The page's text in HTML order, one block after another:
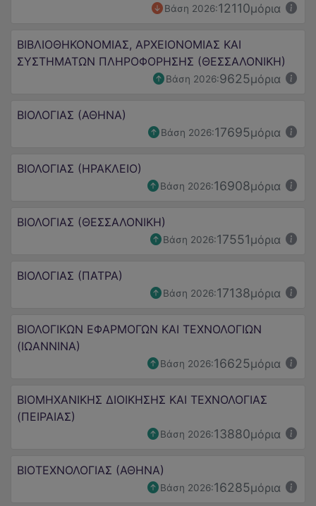
Βάση 2026:12110μόρια
ΒΙΒΛΙΟΘΗΚΟΝΟΜΙΑΣ, ΑΡΧΕΙΟΝΟΜΙΑΣ ΚΑΙ
ΣΥΣΤΗΜΑΤΩΝ ΠΛΗΡΟΦΟΡΗΣΗΣ (ΘΕΣΣΑΛΟΝΙΚΗ)
Βάση 2026:9625μόρια
ΒΙΟΛΟΓΙΑΣ (ΑΘΗΝΑ)
Βάση 2026:17695μόρια
ΒΙΟΛΟΓΙΑΣ (ΗΡΑΚΛΕΙΟ)
Βάση 2026:16908μόρια
ΒΙΟΛΟΓΙΑΣ (ΘΕΣΣΑΛΟΝΙΚΗ)
Βάση 2026:17551μόρια
ΒΙΟΛΟΓΙΑΣ (ΠΑΤΡΑ)
Βάση 2026:17138μόρια
ΒΙΟΛΟΓΙΚΩΝ ΕΦΑΡΜΟΓΩΝ ΚΑΙ ΤΕΧΝΟΛΟΓΙΩΝ
(ΙΩΑΝΝΙΝΑ)
Βάση 2026:16625μόρια
ΒΙΟΜΗΧΑΝΙΚΗΣ ΔΙΟΙΚΗΣΗΣ ΚΑΙ ΤΕΧΝΟΛΟΓΙΑΣ
(ΠΕΙΡΑΙΑΣ)
Βάση 2026:13880μόρια
ΒΙΟΤΕΧΝΟΛΟΓΙΑΣ (ΑΘΗΝΑ)
Βάση 2026:16285μόρια